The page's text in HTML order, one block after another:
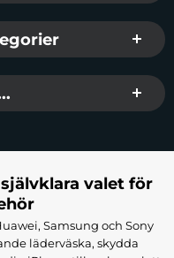
valet för
Samsung och Sony
läderväska, skydda